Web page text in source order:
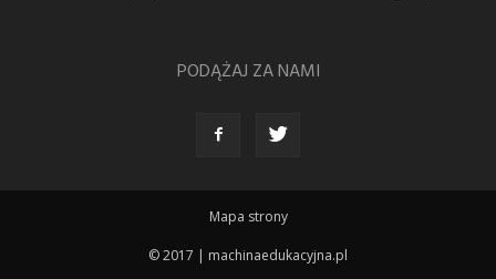
PODĄŻAJ ZA NAMI
Mapa strony
© 2017 | machinaedukacyjna.pl